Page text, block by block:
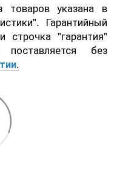
товаров указана в
Гарантийный
строчка "гарантия"
без
.